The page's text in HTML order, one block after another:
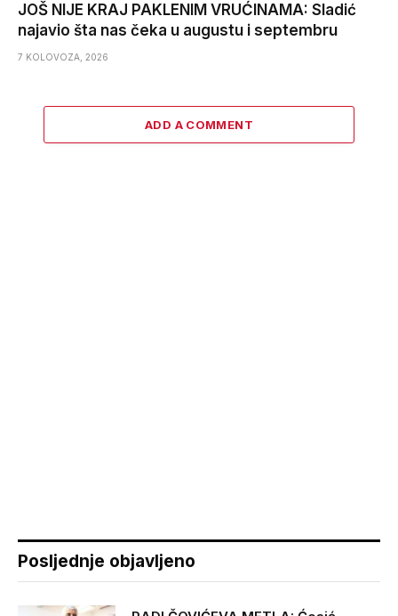
JOŠ NIJE KRAJ PAKLENIM VRUĆINAMA: Sladić
najavio šta nas čeka u augustu i septembru
7 KOLOVOZA, 2026
ADD A COMMENT
Posljednje objavljeno